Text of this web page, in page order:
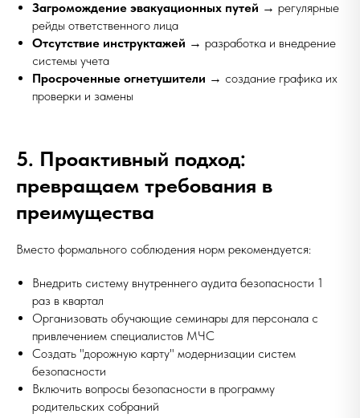
Загромождение эвакуационных путей → регулярные
рейды ответственного лица
Отсутствие инструктажей → разработка и внедрение
системы учета
Просроченные огнетушители → создание графика их
проверки и замены
5. Проактивный подход:
превращаем требования в
преимущества
Вместо формального соблюдения норм рекомендуется:
Внедрить систему внутреннего аудита безопасности 1
раз в квартал
Организовать обучающие семинары для персонала с
привлечением специалистов МЧС
Создать "дорожную карту" модернизации систем
безопасности
Включить вопросы безопасности в программу
родительских собраний